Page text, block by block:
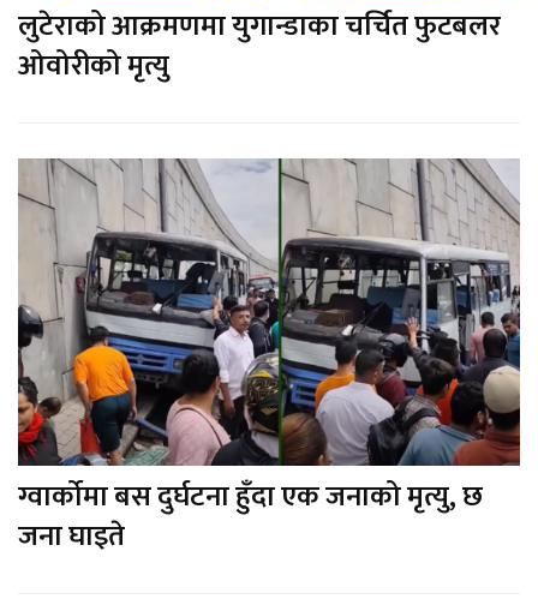
लुटेराको आक्रमणमा युगान्डाका चर्चित फुटबलर
ओवोरीको मृत्यु
ग्वार्कोमा बस दुर्घटना हुँदा एक जनाको मृत्यु, छ
जना घाइते